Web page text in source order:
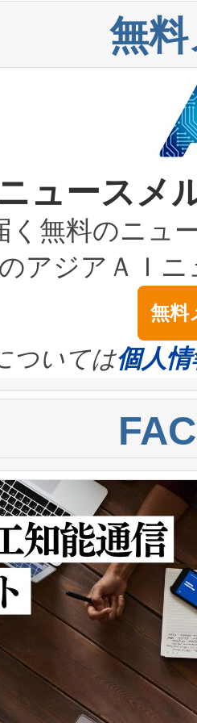
化段階におけ
立ち上げ調整
のバイオ
について、自
性もあります
4億ドルかか
（CEO）であ
connected
ば、6,000万
効率性は、フェ
ータセンター
な負担をかけ
減という課題
にし、ピーク
可能な電力容
献します。こ
約（SLA）違
化によるダウ
タセンターが
provides a
for AI
ensure battery
は、ai&のAI
合、試運転、
データを監視
Avia 2」を発
1,000メート
を切り替えるこ
どの細かな対
ットにより、
かなディテー
囲を検出
ザーを搭載。
実現すること
ードでは、
出でき、これ
メートルに
％のターゲッ
検知距離は
1キロメート
を監視でき、
を簡素化でき
のFOVオプシ
ルモード、長
て使用するこ
無
ュース
く無料のニュ
のアジアＡＩ
無料
ついては個人